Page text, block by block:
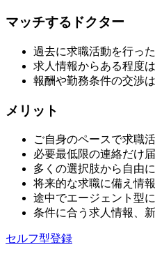
マッチするドクター
過去に求職活動を行っ
求人情報からある程度
報酬や勤務条件の交渉
メリット
ご自身のペースで求職
必要最低限の連絡だけ届
多くの選択肢から自由
将来的な求職に備え情
途中でエージェント型
条件に合う求人情報、
セルフ型登録